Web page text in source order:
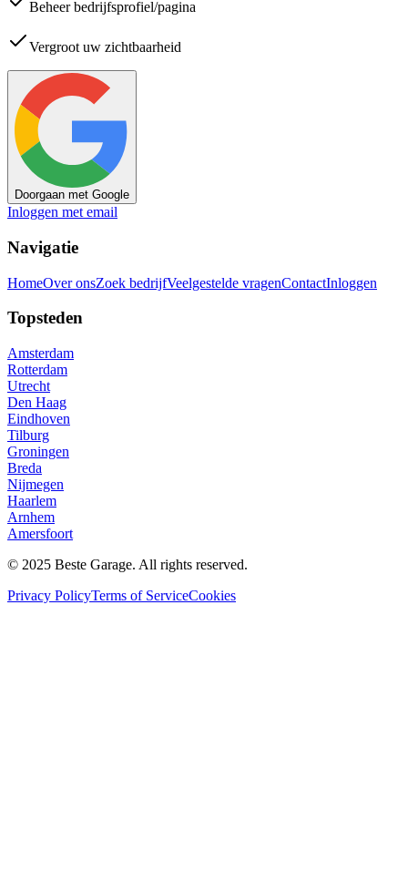
Beheer bedrijfsprofiel/pagina
Vergroot uw zichtbaarheid
Doorgaan met Google
Inloggen met email
Navigatie
HomeOver onsZoek bedrijfVeelgestelde vragenContactInloggen
Topsteden
Amsterdam
Rotterdam
Utrecht
Den Haag
Eindhoven
Tilburg
Groningen
Breda
Nijmegen
Haarlem
Arnhem
Amersfoort
© 2025 Beste Garage. All rights reserved.
Privacy PolicyTerms of ServiceCookies